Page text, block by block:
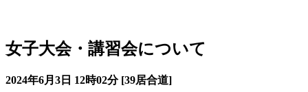
女子大会・講習会について
2024年6月3日 12時02分 [39居合道]